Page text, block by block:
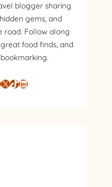
blogger sharing
gems, and
road. Follow along
food finds, and
X TikTok LinkedIn